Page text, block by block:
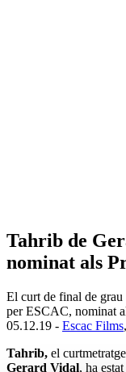
Tahrib de
nominat als
El curt de final de
per ESCAC, nominat
05.12.19 - Escac Films,
Tahrib, el
Gerard Vidal, ha